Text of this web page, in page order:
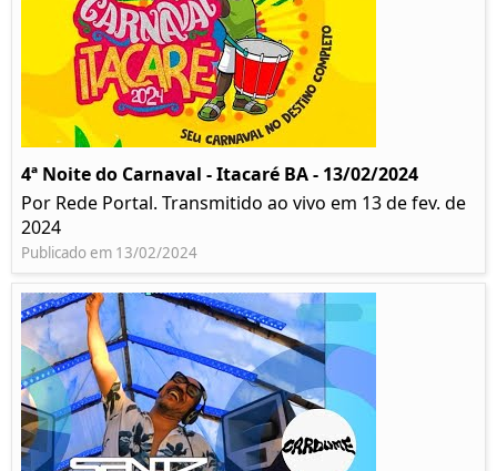
4ª Noite do Carnaval - Itacaré BA - 13/02/2024
Por Rede Portal. Transmitido ao vivo em 13 de fev. de
2024
Publicado em 13/02/2024